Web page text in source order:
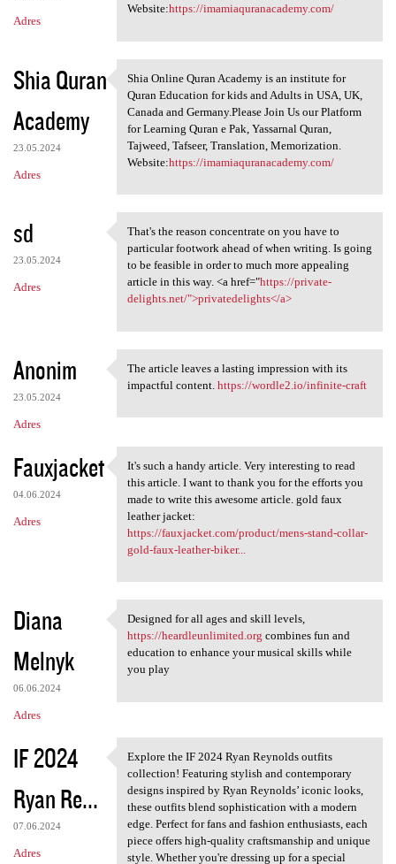
Adres
Website:https://imamiaquranacademy.com/
Shia Quran
Academy
23.05.2024
Adres
Shia Online Quran Academy is
Shia Online Quran Academy is an institute for
Quran Education for kids and Adults in USA, UK,
Canada and Germany.Please Join Us our Platform
for Learning Quran e Pak, Yassarnal Quran,
Tajweed, Tafseer, Translation, Memorization.
Website:https://imamiaquranacademy.com/
sd
23.05.2024
Adres
That's the reason concentrate
That's the reason concentrate on you have to
particular footwork ahead of when writing. Is going
to be feasible in order to much more appealing
article in this way. <a href="https://private-
delights.net/">privatedelights</a>
Anonim
23.05.2024
Adres
The article leaves a lasting
The article leaves a lasting impression with its
impactful content. https://wordle2.io/infinite-craft
Fauxjacket
04.06.2024
Adres
It's such a handy article.
It's such a handy article. Very interesting to read
this article. I want to thank you for the efforts you
made to write this awesome article. gold faux
leather jacket:
https://fauxjacket.com/product/mens-stand-collar-
gold-faux-leather-biker...
Diana
Melnyk
06.06.2024
Adres
Designed for all ages and
Designed for all ages and skill levels,
https://heardleunlimited.org combines fun and
education to enhance your musical skills while
you play
IF 2024
Ryan Re...
07.06.2024
Adres
Explore the IF 2024 Ryan
Explore the IF 2024 Ryan Reynolds outfits
collection! Featuring stylish and contemporary
designs inspired by Ryan Reynolds’ iconic looks,
these outfits blend sophistication with a modern
edge. Perfect for fans and fashion enthusiasts, each
piece offers high-quality craftsmanship and unique
style. Whether you're dressing up for a special